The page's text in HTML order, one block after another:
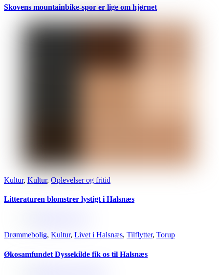
Skovens mountainbike-spor er lige om hjørnet
Kultur, Kultur, Oplevelser og fritid
Litteraturen blomstrer lystigt i Halsnæs
Drømmebolig, Kultur, Livet i Halsnæs, Tilflytter, Torup
Økosamfundet Dyssekilde fik os til Halsnæs